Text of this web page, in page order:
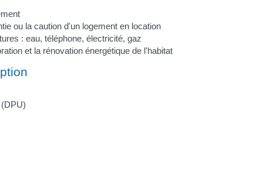
ou la caution d'un logement en location
: eau, téléphone, électricité, gaz
et la rénovation énergétique de l'habitat